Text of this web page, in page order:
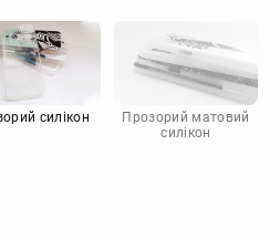
силікон
Прозорий матовий
силікон